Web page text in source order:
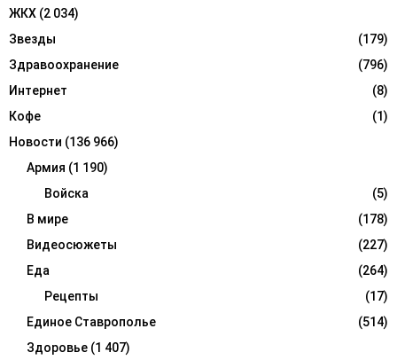
ЖКХ (2 034)
Звезды
(179)
Здравоохранение
(796)
Интернет
(8)
Кофе
(1)
Новости (136 966)
Армия (1 190)
Войска
(5)
В мире
(178)
Видеосюжеты
(227)
Еда
(264)
Рецепты
(17)
Единое Ставрополье
(514)
Здоровье (1 407)